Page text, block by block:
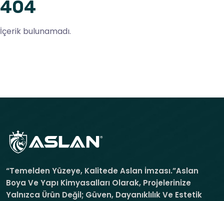
404
İçerik bulunamadı.
“Temelden Yüzeye, Kalitede Aslan İmzası.”Aslan
Boya Ve Yapı Kimyasalları Olarak, Projelerinize
Yalnızca Ürün Değil; Güven, Dayanıklılık Ve Estetik